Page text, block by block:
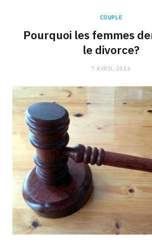
COUPLE
Pourquoi les femmes
le divorce?
7 AVRIL 2016